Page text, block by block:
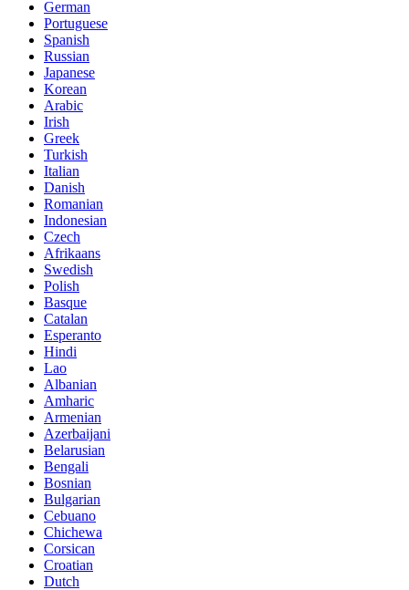
German
Portuguese
Spanish
Russian
Japanese
Korean
Arabic
Irish
Greek
Turkish
Italian
Danish
Romanian
Indonesian
Czech
Afrikaans
Swedish
Polish
Basque
Catalan
Esperanto
Hindi
Lao
Albanian
Amharic
Armenian
Azerbaijani
Belarusian
Bengali
Bosnian
Bulgarian
Cebuano
Chichewa
Corsican
Croatian
Dutch